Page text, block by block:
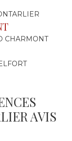
CHARMONT
AVIS